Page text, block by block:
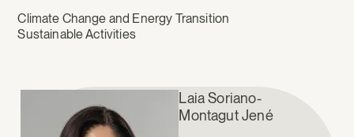
Climate Change and Energy Transition
Sustainable Activities
Laia Soriano-
Montagut Jené